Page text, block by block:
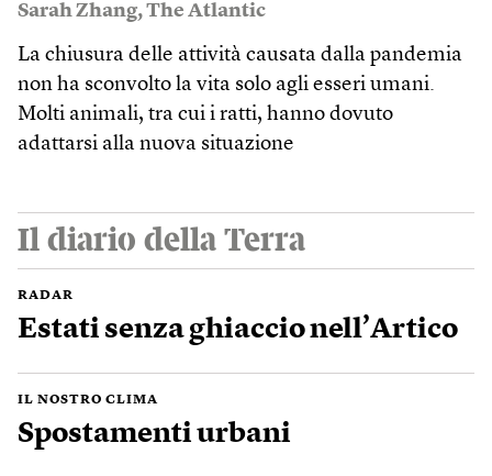
Sarah Zhang,The Atlantic
La chiusura delle attività causata dalla pandemia
non ha sconvolto la vita solo agli esseri umani.
Molti animali, tra cui i ratti, hanno dovuto
adattarsi alla nuova situazione
Il diario della Terra
RADAR
Estati senza ghiaccio nell’Artico
IL NOSTRO CLIMA
Spostamenti urbani